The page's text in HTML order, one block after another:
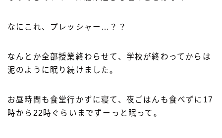
なにこれ、プレッシャー…？？
なんとか全部授業終わらせて、学校が終わってからは
泥のように眠り続けました。
お昼時間も食堂行かずに寝て、夜ごはんも食べずに17
時から22時ぐらいまでずーっと眠って。